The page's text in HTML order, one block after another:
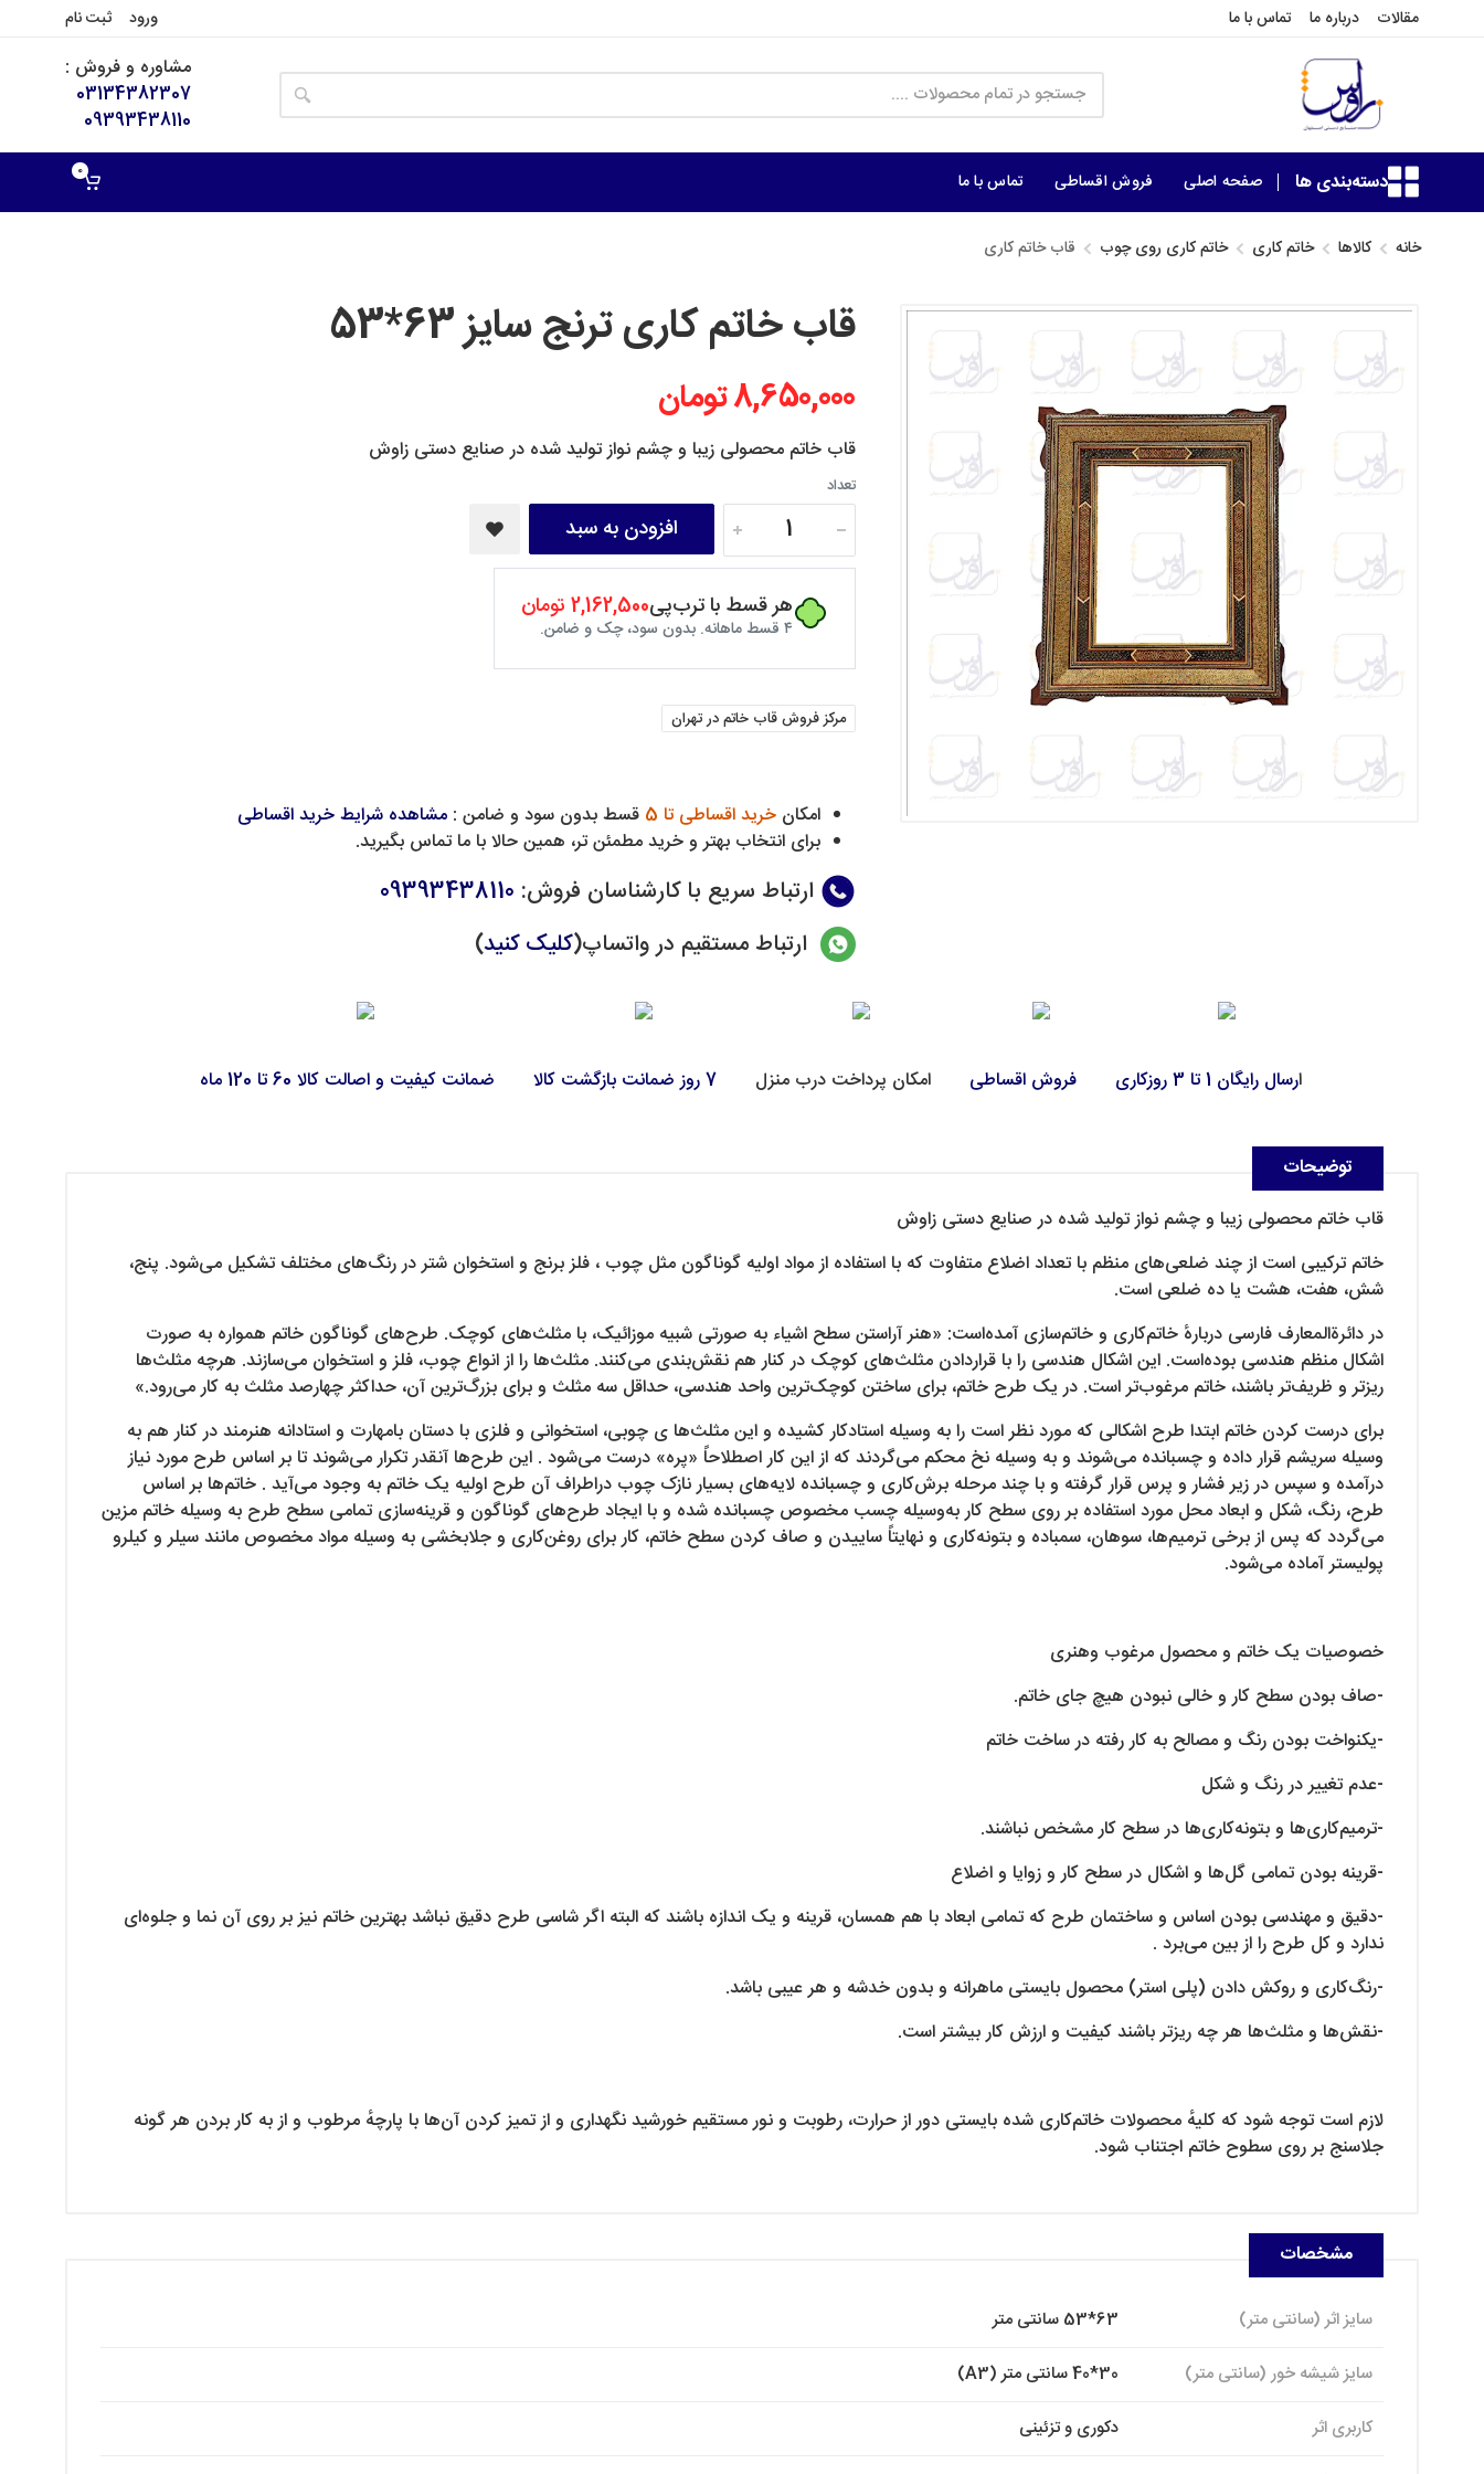
مقالات درباره ما تماس با ما ورود ثبت نام
مشاوره و فروش :
03134382307
09393438110
دسته‌بندی ها صفحه اصلی فروش اقساطی تماس با ما 0
خانه کالاها خاتم کاری خاتم کاری روی چوب قاب خاتم کاری
قاب خاتم کاری ترنج سایز 63*53
8,650,000 تومان
قاب خاتم محصولی زیبا و چشم نواز تولید شده در صنایع دستی زاوش
تعداد
افزودن به سبد
هر قسط با ترب‌پی2,162,500 تومان
۴ قسط ماهانه. بدون سود، چک و ضامن.
مرکز فروش قاب خاتم در تهران
امکانخرید اقساطی تا 5 قسط بدون سود و ضامن :مشاهده شرایط خرید اقساطی
برای انتخاب بهتر و خرید مطمئن تر، همین حالا با ما تماس بگیرید.
ارتباط سریع با کارشناسان فروش:
09393438110
ارتباط مستقیم در واتساپ(کلیک کنید)
ارسال رایگان 1 تا 3 روزکاری فروش اقساطی امکان پرداخت درب منزل 7 روز ضمانت بازگشت کالا ضمانت کیفیت و اصالت کالا 60 تا 120 ماه
توضیحات
قاب خاتم محصولی زیبا و چشم نواز تولید شده در صنایع دستی زاوش
خاتم ترکیبی است از چند ضلعی‌های منظم با تعداد اضلاع متفاوت که با استفاده از مواد اولیه گوناگون مثل چوب ، فلز برنج و استخوان شتر در رنگ‌های مختلف تشکیل می‌شود. پنج،
شش، هفت، هشت یا ده ضلعی است.
در دائرةالمعارف فارسی دربارهٔ خاتم‌کاری و خاتم‌سازی آمده‌است: «هنر آراستن سطح اشیاء به صورتی شبیه موزائیک، با مثلث‌های کوچک. طرح‌های گوناگون خاتم همواره به صورت
اشکال منظم هندسی بوده‌است. این اشکال هندسی را با قراردادن مثلث‌های کوچک در کنار هم نقش‌بندی می‌کنند. مثلث‌ها را از انواع چوب، فلز و استخوان می‌سازند. هرچه مثلث‌ها
ریزتر و ظریف‌تر باشند، خاتم مرغوب‌تر است. در یک طرح خاتم، برای ساختن کوچک‌ترین واحد هندسی، حداقل سه مثلث و برای بزرگ‌ترین آن، حداکثر چهارصد مثلث به کار می‌رود.»
برای درست کردن خاتم ابتدا طرح اشکالی که مورد نظر است را به وسیله استادکار کشیده و این مثلث‌ها ی چوبی، استخوانی و فلزی با دستان بامهارت و استادانه هنرمند در کنار هم به
وسیله سریشم قرار داده و چسبانده می‌شوند و به وسیله نخ محکم می‌گردند که از این کار اصطلاحاً «پره» درست می‌شود . این طرح‌ها آنقدر تکرار می‌شوند تا بر اساس طرح مورد نیاز
درآمده و سپس در زیر فشار و پرس قرار گرفته و با چند مرحله برش‌کاری و چسبانده لایه‌های بسیار نازک چوب دراطراف آن طرح اولیه یک خاتم به وجود می‌آید . خاتم‌ها بر اساس
طرح، رنگ، شکل و ابعاد محل مورد استفاده بر روی سطح کار به‌وسیله چسب مخصوص چسبانده شده و با ایجاد طرح‌های گوناگون و قرینه‌سازی تمامی سطح طرح به وسیله خاتم مزین
می‌گردد که پس از برخی ترمیم‌ها، سوهان، سمباده و بتونه‌کاری و نهایتاً ساییدن و صاف کردن سطح خاتم، کار برای روغن‌کاری و جلابخشی به وسیله مواد مخصوص مانند سیلر و کیلرو
پولیستر آماده می‌شود.
خصوصیات یک خاتم و محصول مرغوب وهنری
-صاف بودن سطح کار و خالی نبودن هیچ جای خاتم.
-یکنواخت بودن رنگ و مصالح به کار رفته در ساخت خاتم
-عدم تغییر در رنگ و شکل
-ترمیم‌کاری‌ها و بتونه‌کاری‌ها در سطح کار مشخص نباشند.
-قرینه بودن تمامی گل‌ها و اشکال در سطح کار و زوایا و اضلاع
-دقیق و مهندسی بودن اساس و ساختمان طرح که تمامی ابعاد با هم همسان، قرینه و یک اندازه باشند که البته اگر شاسی طرح دقیق نباشد بهترین خاتم نیز بر روی آن نما و جلوه‌ای
ندارد و کل طرح را از بین می‌برد .
-رنگ‌کاری و روکش دادن (پلی استر) محصول بایستی ماهرانه و بدون خدشه و هر عیبی باشد.
-نقش‌ها و مثلث‌ها هر چه ریزتر باشند کیفیت و ارزش کار بیشتر است.
لازم است توجه شود که کلیهٔ محصولات خاتم‌کاری شده بایستی دور از حرارت، رطوبت و نور مستقیم خورشید نگهداری و از تمیز کردن آن‌ها با پارچهٔ مرطوب و از به کار بردن هر گونه
جلاسنج بر روی سطوح خاتم اجتناب شود.
مشخصات
سایز اثر (سانتی متر)
63*53 سانتی متر
سایز شیشه خور (سانتی متر)
30*40 سانتی متر (A3)
کاربری اثر
دکوری و تزئینی